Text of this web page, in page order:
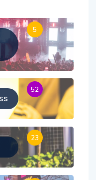
5
52
23